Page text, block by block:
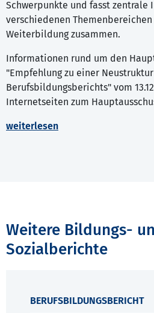
Schwerpunkte und fasst zentrale
verschiedenen Themenbereichen
Weiterbildung zusammen.
Informationen rund um den
"Empfehlung zu einer
Berufsbildungsberichts" vom
Internetseiten zum
weiterlesen
Weitere Bildungs-
Sozialberichte
BERUFSBILDUNGSBERICHT